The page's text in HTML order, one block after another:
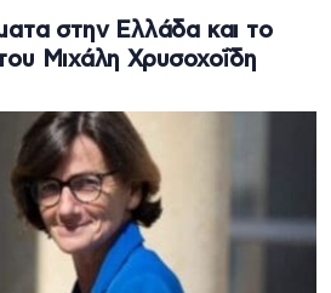
στην Ελλάδα και το
Μιχάλη Χρυσοχοΐδη